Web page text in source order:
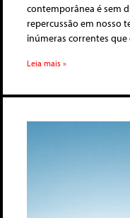
contemporânea é sem
repercussão em nosso
inúmeras correntes
Leia mais »